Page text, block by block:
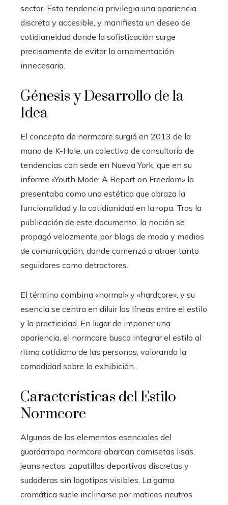
sector. Esta tendencia privilegia una apariencia
discreta y accesible, y manifiesta un deseo de
cotidianeidad donde la sofisticación surge
precisamente de evitar la ornamentación
innecesaria.
Génesis y Desarrollo de la
Idea
El concepto de normcore surgió en 2013 de la
mano de K-Hole, un colectivo de consultoría de
tendencias con sede en Nueva York, que en su
informe «Youth Mode: A Report on Freedom» lo
presentaba como una estética que abraza la
funcionalidad y la cotidianidad en la ropa. Tras la
publicación de este documento, la noción se
propagó velozmente por blogs de moda y medios
de comunicación, donde comenzó a atraer tanto
seguidores como detractores.
El término combina «normal» y «hardcore», y su
esencia se centra en diluir las líneas entre el estilo
y la practicidad. En lugar de imponer una
apariencia, el normcore busca integrar el estilo al
ritmo cotidiano de las personas, valorando la
comodidad sobre la exhibición.
Características del Estilo
Normcore
Algunos de los elementos esenciales del
guardarropa normcore abarcan camisetas lisas,
jeans rectos, zapatillas deportivas discretas y
sudaderas sin logotipos visibles. La gama
cromática suele inclinarse por matices neutros